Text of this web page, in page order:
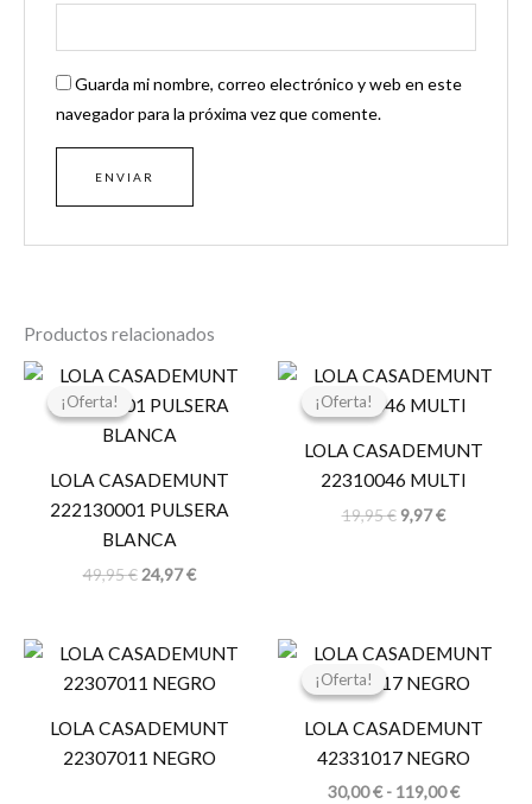
Guarda mi nombre, correo electrónico y web en este
navegador para la próxima vez que comente.
Productos relacionados
¡Oferta!
¡Oferta!
LOLA CASADEMUNT
222130001 PULSERA
BLANCA
49,95€
El
original
era:
24,97€
El
actual
¡Oferta!
¡Oferta!
LOLA CASADEMUNT
22310046 MULTI
19,95€
El
original
19,95 €.
9,97€
El
actual
9,97 €.
LOLA CASADEMUNT
22307011 NEGRO
¡Oferta!
¡Oferta!
LOLA CASADEMUNT
42331017 NEGRO
30,00€ - 119,00€
Rango
precios:
30,00 €
hasta